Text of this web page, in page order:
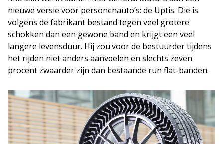
nieuwe versie voor personenauto’s: de Uptis. Die is
volgens de fabrikant bestand tegen veel grotere
schokken dan een gewone band en krijgt een veel
langere levensduur. Hij zou voor de bestuurder tijdens
het rijden niet anders aanvoelen en slechts zeven
procent zwaarder zijn dan bestaande run flat-banden.